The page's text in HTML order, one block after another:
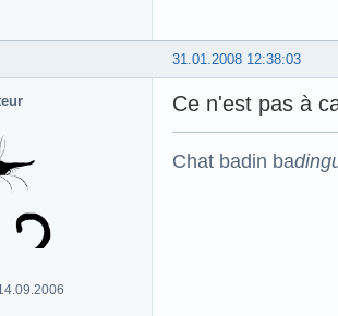
31.01.2008 12:38:03
Ce n'est pas à
Chat badin ba